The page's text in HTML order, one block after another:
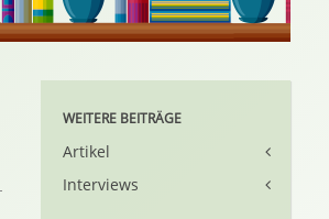
WEITERE BEITRÄGE
Artikel
Interviews